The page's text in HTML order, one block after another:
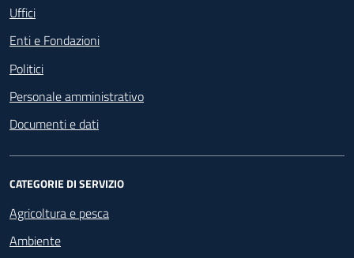
Uffici
Enti e Fondazioni
Politici
Personale amministrativo
Documenti e dati
CATEGORIE DI SERVIZIO
Agricoltura e pesca
Ambiente